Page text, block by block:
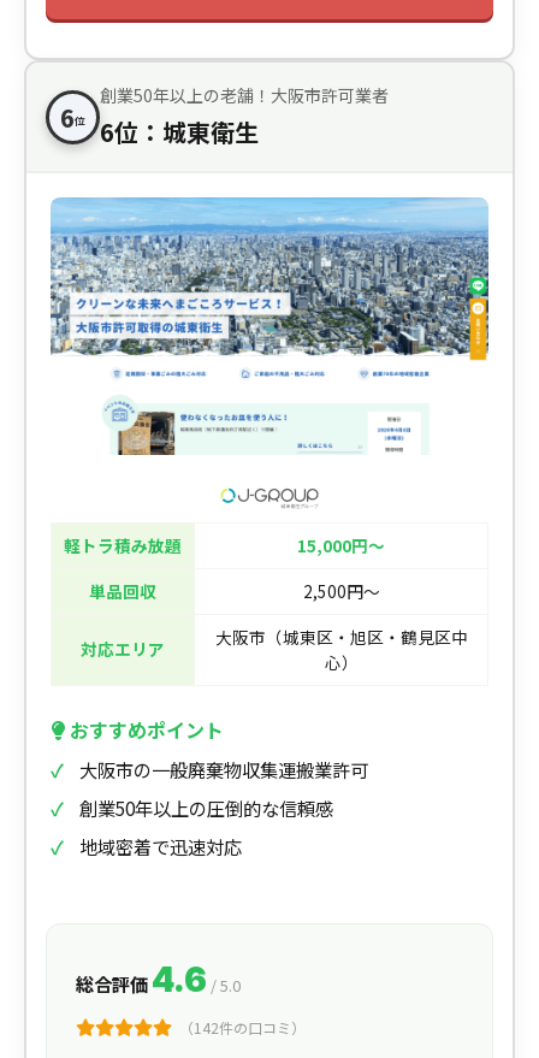
6位
創業50年以上の老舗！大阪市許可業者
6位：城東衛生
軽トラ積み放題
15,000円〜
単品回収
2,500円〜
対応エリア
大阪市（城東区・旭区・鶴見区中
心）
おすすめポイント
大阪市の一般廃棄物収集運搬業許可
創業50年以上の圧倒的な信頼感
地域密着で迅速対応
総合評価4.6 / 5.0
（142件の口コミ）